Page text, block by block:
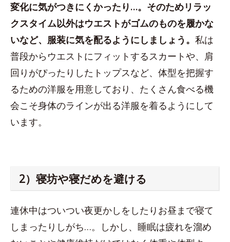
変化に気がつきにくかったり…。そのためリラッ
クスタイム以外はウエストがゴムのものを履かな
いなど、服装に気を配るようにしましょう。 私は
普段からウエストにフィットするスカートや、肩
回りがぴったりしたトップスなど、体型を把握す
るための洋服を用意しており、たくさん食べる機
会こそ身体のラインが出る洋服を着るようにして
います。
2）寝坊や寝だめを避ける
連休中はついつい夜更かしをしたりお昼まで寝て
しまったりしがち…。しかし、睡眠は疲れを溜め